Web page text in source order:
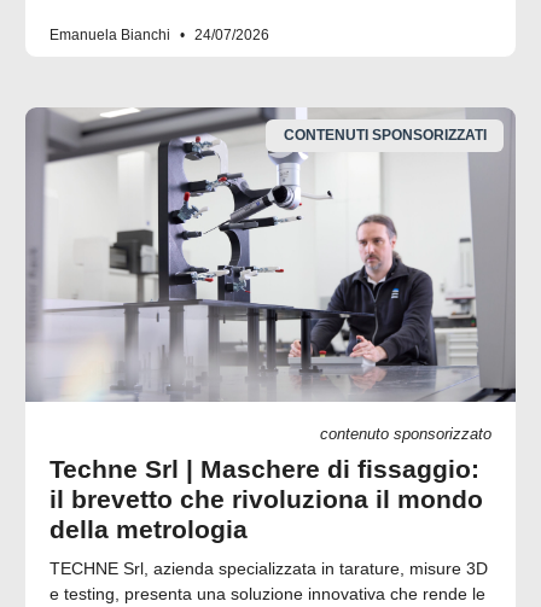
Emanuela Bianchi 24/07/2026
CONTENUTI SPONSORIZZATI
contenuto sponsorizzato
Techne Srl | Maschere di fissaggio:
il brevetto che rivoluziona il mondo
della metrologia
TECHNE Srl, azienda specializzata in tarature, misure 3D
e testing, presenta una soluzione innovativa che rende le